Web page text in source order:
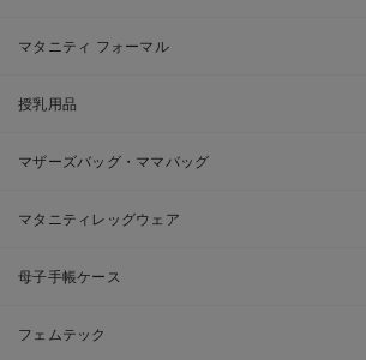
マタニティ フォーマル
授乳用品
マザーズバッグ・ママバッグ
マタニティレッグウェア
母子手帳ケース
フェムテック